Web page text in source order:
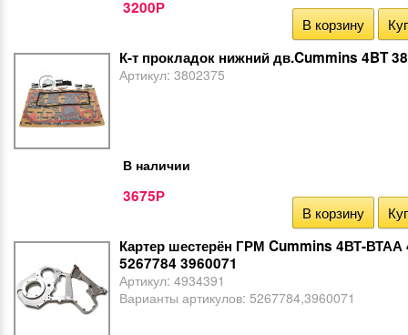
3200Р
В корзину
К-т прокладок нижний дв.Cummins 4BT
Артикул: 3802375
В наличии
3675Р
В корзину
Картер шестерён ГРМ Cummins 4ВТ-ВТАА
5267784 3960071
Артикул: 4934391
Варианты артикулов: 5267784,3960071